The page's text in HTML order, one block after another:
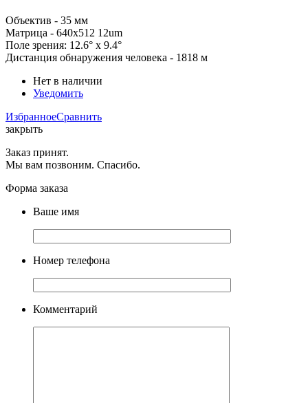
Объектив - 35 мм
Матрица - 640x512 12um
Поле зрения: 12.6° x 9.4°
Дистанция обнаружения человека - 1818 м
Нет в наличии
Уведомить
ИзбранноеСравнить
закрыть
Заказ принят.
Мы вам позвоним. Спасибо.
Форма заказа
Ваше имя
Номер телефона
Комментарий